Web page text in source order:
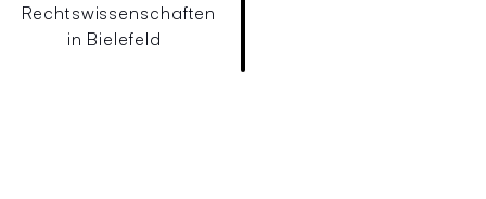
Rechtswissenschaften
in Bielefeld